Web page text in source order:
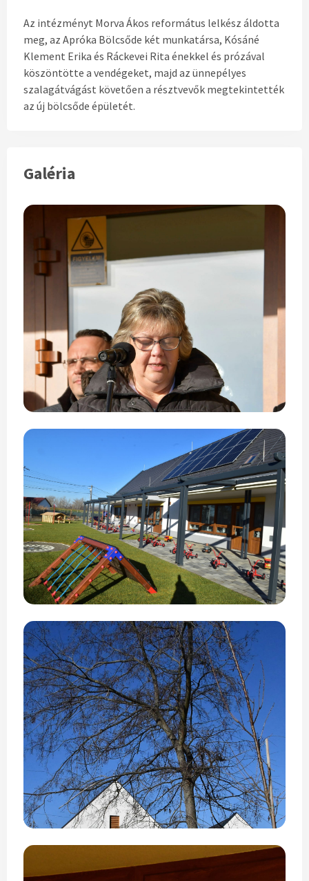
Az intézményt Morva Ákos református lelkész áldotta
meg, az Apróka Bölcsőde két munkatársa, Kósáné
Klement Erika és Ráckevei Rita énekkel és prózával
köszöntötte a vendégeket, majd az ünnepélyes
szalagátvágást követően a résztvevők megtekintették
az új bölcsőde épületét.
Galéria